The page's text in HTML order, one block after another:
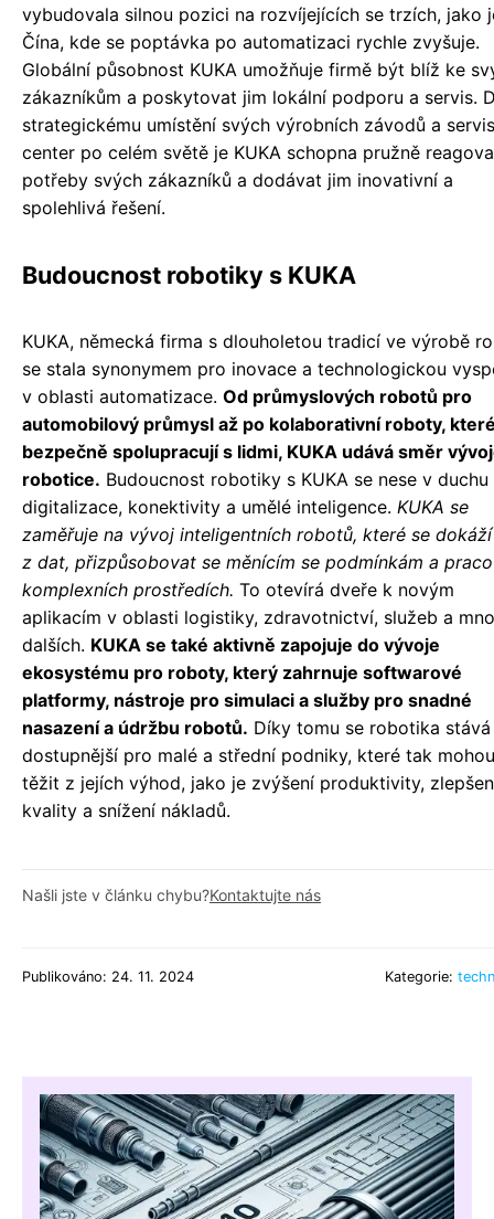
vybudovala silnou pozici na rozvíjejících se trzích, jako
Čína, kde se poptávka po automatizaci rychle zvyšuje.
Globální působnost KUKA umožňuje firmě být blíž ke
zákazníkům a poskytovat jim lokální podporu a servis.
strategickému umístění svých výrobních závodů a
center po celém světě je KUKA schopna pružně
potřeby svých zákazníků a dodávat jim inovativní a
spolehlivá řešení.
Budoucnost robotiky s KUKA
KUKA, německá firma s dlouholetou tradicí ve výrobě
se stala synonymem pro inovace a technologickou
v oblasti automatizace. Od průmyslových robotů pro
automobilový průmysl až po kolaborativní roboty,
bezpečně spolupracují s lidmi, KUKA udává směr
robotice. Budoucnost robotiky s KUKA se nese v duchu
digitalizace, konektivity a umělé inteligence. KUKA se
zaměřuje na vývoj inteligentních robotů, které se
z dat, přizpůsobovat se měnícím se podmínkám a
komplexních prostředích. To otevírá dveře k novým
aplikacím v oblasti logistiky, zdravotnictví, služeb a
dalších. KUKA se také aktivně zapojuje do vývoje
ekosystému pro roboty, který zahrnuje softwarové
platformy, nástroje pro simulaci a služby pro snadné
nasazení a údržbu robotů. Díky tomu se robotika stává
dostupnější pro malé a střední podniky, které tak mohou
těžit z jejích výhod, jako je zvýšení produktivity,
kvality a snížení nákladů.
Našli jste v článku chybu?Kontaktujte nás
Publikováno: 24. 11. 2024 Kategorie: